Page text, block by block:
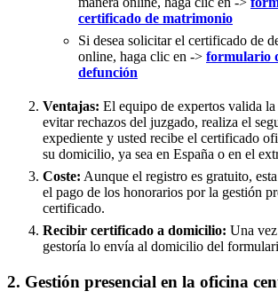
certificado de matrimonio
Si desea solicitar el certificado de
online, haga clic en -> formulario
defunción
Ventajas: El equipo de expertos valida
evitar rechazos del juzgado, realiza el
expediente y usted recibe el certificado
su domicilio, ya sea en España o en el
Coste: Aunque el registro es gratuito,
el pago de los honorarios por la gestión
certificado.
Recibir certificado a domicilio: Una
gestoría lo envía al domicilio del
2. Gestión presencial en la oficina